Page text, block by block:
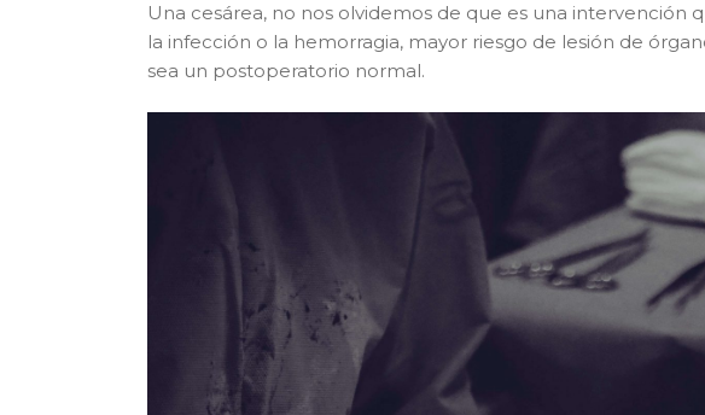
Una cesárea, no nos olvidemos de que es una
la infección o la hemorragia, mayor riesgo de lesión de
sea un postoperatorio normal.